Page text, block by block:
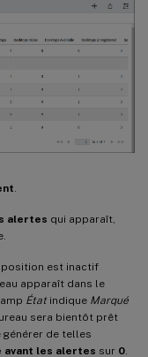
.
alertes qui apparaît,
est inactif
apparaît dans le
Étatindique Marqué
sera bientôt prêt
générer de telles
avant les alertes sur 0.